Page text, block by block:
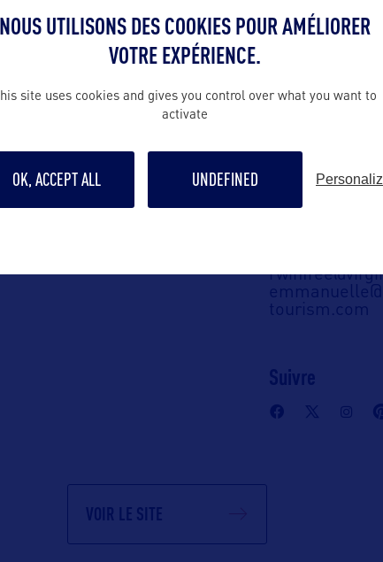
900,
France :
Contact pro
tourism.com
tourism.com
Suivre
VOIR LE SITE
NOUS UTILISONS DES COOKIES POUR AMÉLIORER
VOTRE EXPÉRIENCE.
This site uses cookies and gives you control over what you want to
activate
OK, ACCEPT ALL UNDEFINED